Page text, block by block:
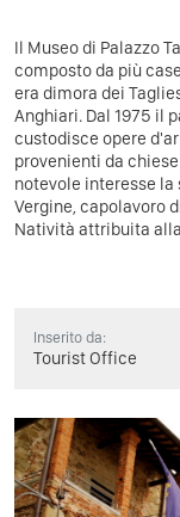
Il Museo di Palazzo
composto da più
era dimora dei
Anghiari. Dal 1975 il
custodisce opere
provenienti da
notevole interesse
Vergine, capolavoro
Natività attribuita
Inserito da:
Tourist Office